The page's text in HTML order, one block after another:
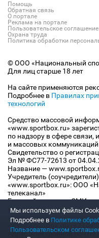
Помощь
Обратная связь
О портале
Реклама на портале
Пользовательское соглашение
Охрана труда
Политика обработки
© ООО «Национальный
Для лиц старше 18 лет
На сайте применяются
Подробнее в Правилах
технологий
Средство массовой
«www.sportbox.ru»
по надзору в сфере
и массовых
Свидетельство о
Эл № ФС77-72613 от
Название —
Учредитель
«www.sportbox.ru»: ООО
телеканал»
Главный редактор СМИ
Конов В.А.
Номер телефона
«www.sportbox.ru»: +7
Адрес электронной
Мы используем файлы
Подробнее в Политике
Пользовательском